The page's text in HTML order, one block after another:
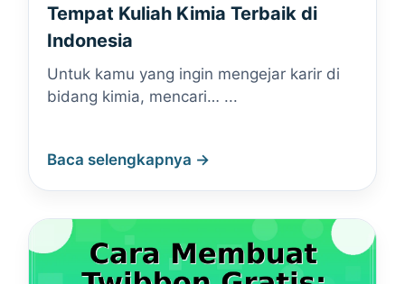
Tempat Kuliah Kimia Terbaik di
Indonesia
Untuk kamu yang ingin mengejar karir di
bidang kimia, mencari… ...
Baca selengkapnya →